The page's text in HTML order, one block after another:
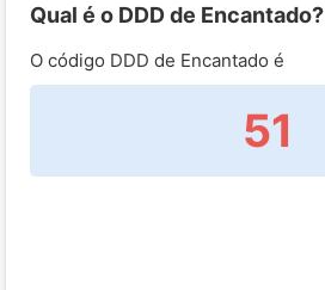
Qual é o DDD de Encantado?
O código DDD de Encantado é
51